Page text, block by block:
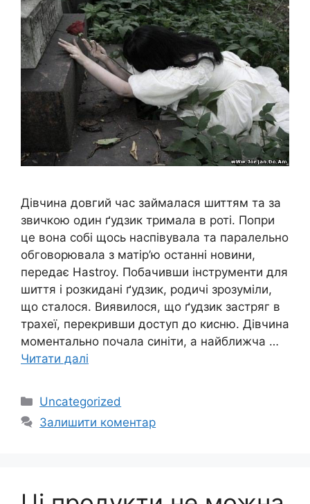
Дівчина довгий час займалася шиттям та за
звичкою один ґудзик тримала в роті. Попри
це вона собі щось наспівувала та паралельно
обговорювала з матір’ю останні новини,
передає Нastroy. Побачивши інструменти для
шиття і розкидані ґудзик, родичі зрозуміли,
що сталося. Виявилося, що ґудзик застряг в
трахеї, перекривши доступ до кисню. Дівчина
моментально почала синіти, а найближча …
Читати далі
Категорії
Uncategorized
Залишити коментар